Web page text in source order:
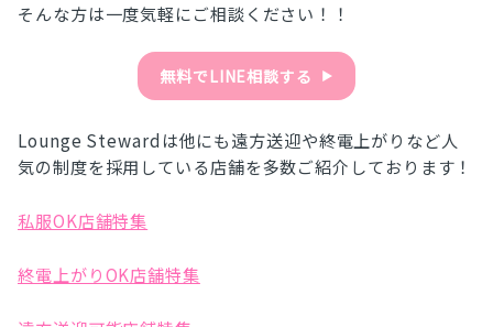
そんな方は一度気軽にご相談ください！！
無料でLINE相談する ▶︎
Lounge Stewardは他にも遠方送迎や終電上がりなど人
気の制度を採用している店舗を多数ご紹介しております！
私服OK店舗特集
終電上がりOK店舗特集